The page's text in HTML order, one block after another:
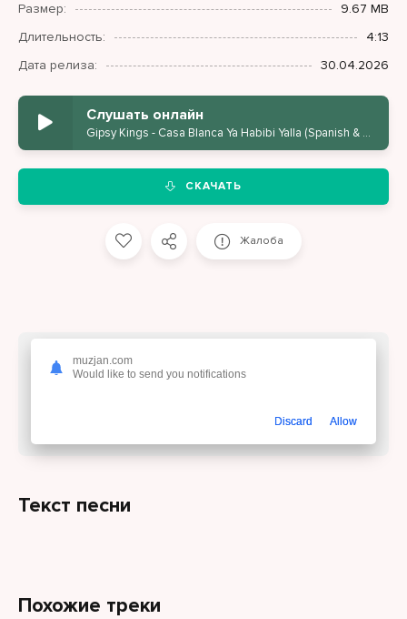
Размер:
9.67 MB
Длительность:
4:13
Дата релиза:
30.04.2026
Слушать онлайн
Gipsy Kings - Casa Blanca Ya Habibi Yalla (Spanish & Arabic Cover)
СКАЧАТЬ
Жалоба
На этой странице вы можете
песню Gipsy Kings - Casa Blanca Ya
слушайте онлайн бесплатно.
Текст песни
Похожие треки
muzjan.com
Would like to send you notifications
Discard Allow